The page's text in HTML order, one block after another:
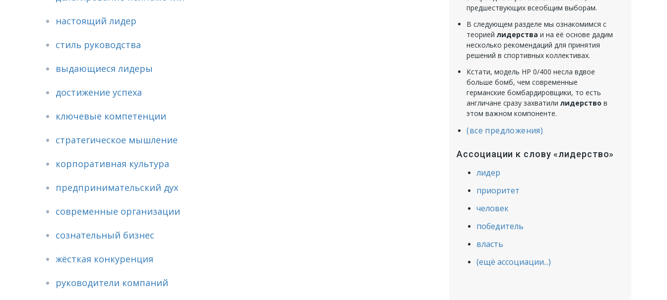
настоящий лидер
стиль руководства
выдающиеся лидеры
достижение успеха
ключевые компетенции
стратегическое мышление
корпоративная культура
предпринимательский дух
современные организации
сознательный бизнес
жёсткая конкуренция
руководители компаний
предшествующих всеобщим выборам.
В следующем разделе мы ознакомимся с
теориейлидерства и на её основе дадим
несколько рекомендаций для принятия
решений в спортивных коллективах.
Кстати, модель HP 0/400 несла вдвое
больше бомб, чем современные
германские бомбардировщики, то есть
англичане сразу захватилилидерство в
этом важном компоненте.
(все предложения)
Ассоциации к слову «лидерство»
лидер
приоритет
человек
победитель
власть
(ещё ассоциации...)